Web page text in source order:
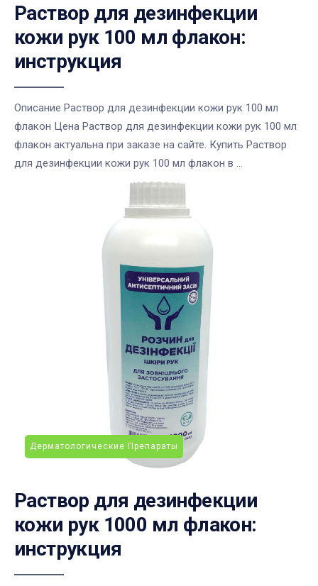
Раствор для дезинфекции
кожи рук 100 мл флакон:
инструкция
Описание Раствор для дезинфекции кожи рук 100 мл
флакон Цена Раствор для дезинфекции кожи рук 100 мл
флакон актуальна при заказе на сайте. Купить Раствор
для дезинфекции кожи рук 100 мл флакон в ...
Дерматологические Препараты
Раствор для дезинфекции
кожи рук 1000 мл флакон:
инструкция